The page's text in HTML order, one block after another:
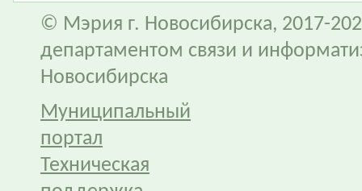
© Мэрия г. Новосибирска, 2017-
департаментом связи и
Новосибирска
Муниципальный
портал
Техническая